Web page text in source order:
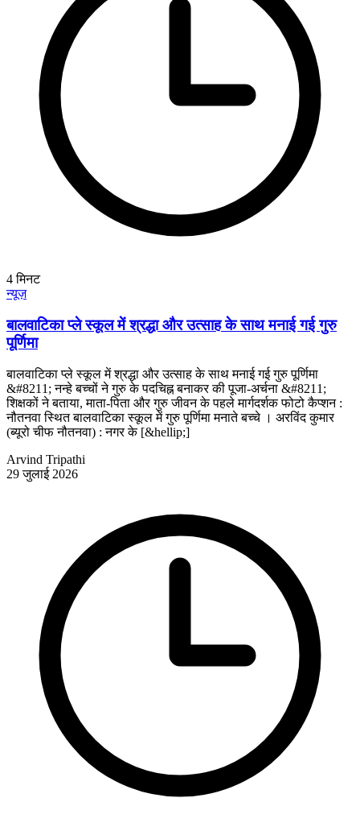
4मिनट
न्यूज़
बालवाटिका प्ले स्कूल में श्रद्धा और उत्साह के साथ मनाई गई गुरु
पूर्णिमा
बालवाटिका प्ले स्कूल में श्रद्धा और उत्साह के साथ मनाई गई गुरु पूर्णिमा
&#8211; नन्हे बच्चों ने गुरु के पदचिह्न बनाकर की पूजा-अर्चना &#8211;
शिक्षकों ने बताया, माता-पिता और गुरु जीवन के पहले मार्गदर्शक फोटो कैप्शन :
नौतनवा स्थित बालवाटिका स्कूल में गुरु पूर्णिमा मनाते बच्चे । अरविंद कुमार
(ब्यूरो चीफ नौतनवा) : नगर के [&hellip;]
Arvind Tripathi
29 जुलाई 2026